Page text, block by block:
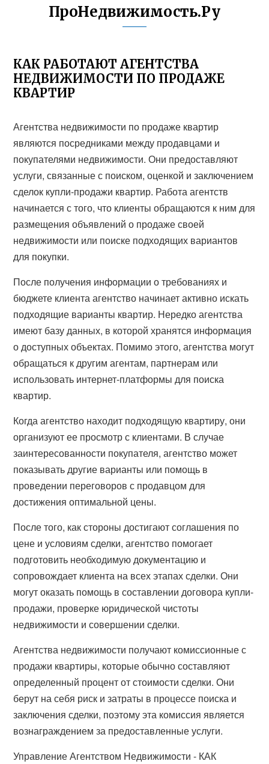
ПроНедвижимость.Ру
КАК РАБОТАЮТ АГЕНТСТВА
НЕДВИЖИМОСТИ ПО ПРОДАЖЕ
КВАРТИР
Агентства недвижимости по продаже квартир
являются посредниками между продавцами и
покупателями недвижимости. Они предоставляют
услуги, связанные с поиском, оценкой и заключением
сделок купли-продажи квартир. Работа агентств
начинается с того, что клиенты обращаются к ним для
размещения объявлений о продаже своей
недвижимости или поиске подходящих вариантов
для покупки.
После получения информации о требованиях и
бюджете клиента агентство начинает активно искать
подходящие варианты квартир. Нередко агентства
имеют базу данных, в которой хранятся информация
о доступных объектах. Помимо этого, агентства могут
обращаться к другим агентам, партнерам или
использовать интернет-платформы для поиска
квартир.
Когда агентство находит подходящую квартиру, они
организуют ее просмотр с клиентами. В случае
заинтересованности покупателя, агентство может
показывать другие варианты или помощь в
проведении переговоров с продавцом для
достижения оптимальной цены.
После того, как стороны достигают соглашения по
цене и условиям сделки, агентство помогает
подготовить необходимую документацию и
сопровождает клиента на всех этапах сделки. Они
могут оказать помощь в составлении договора купли-
продажи, проверке юридической чистоты
недвижимости и совершении сделки.
Агентства недвижимости получают комиссионные с
продажи квартиры, которые обычно составляют
определенный процент от стоимости сделки. Они
берут на себя риск и затраты в процессе поиска и
заключения сделки, поэтому эта комиссия является
вознаграждением за предоставленные услуги.
Управление Агентством Недвижимости - КАК